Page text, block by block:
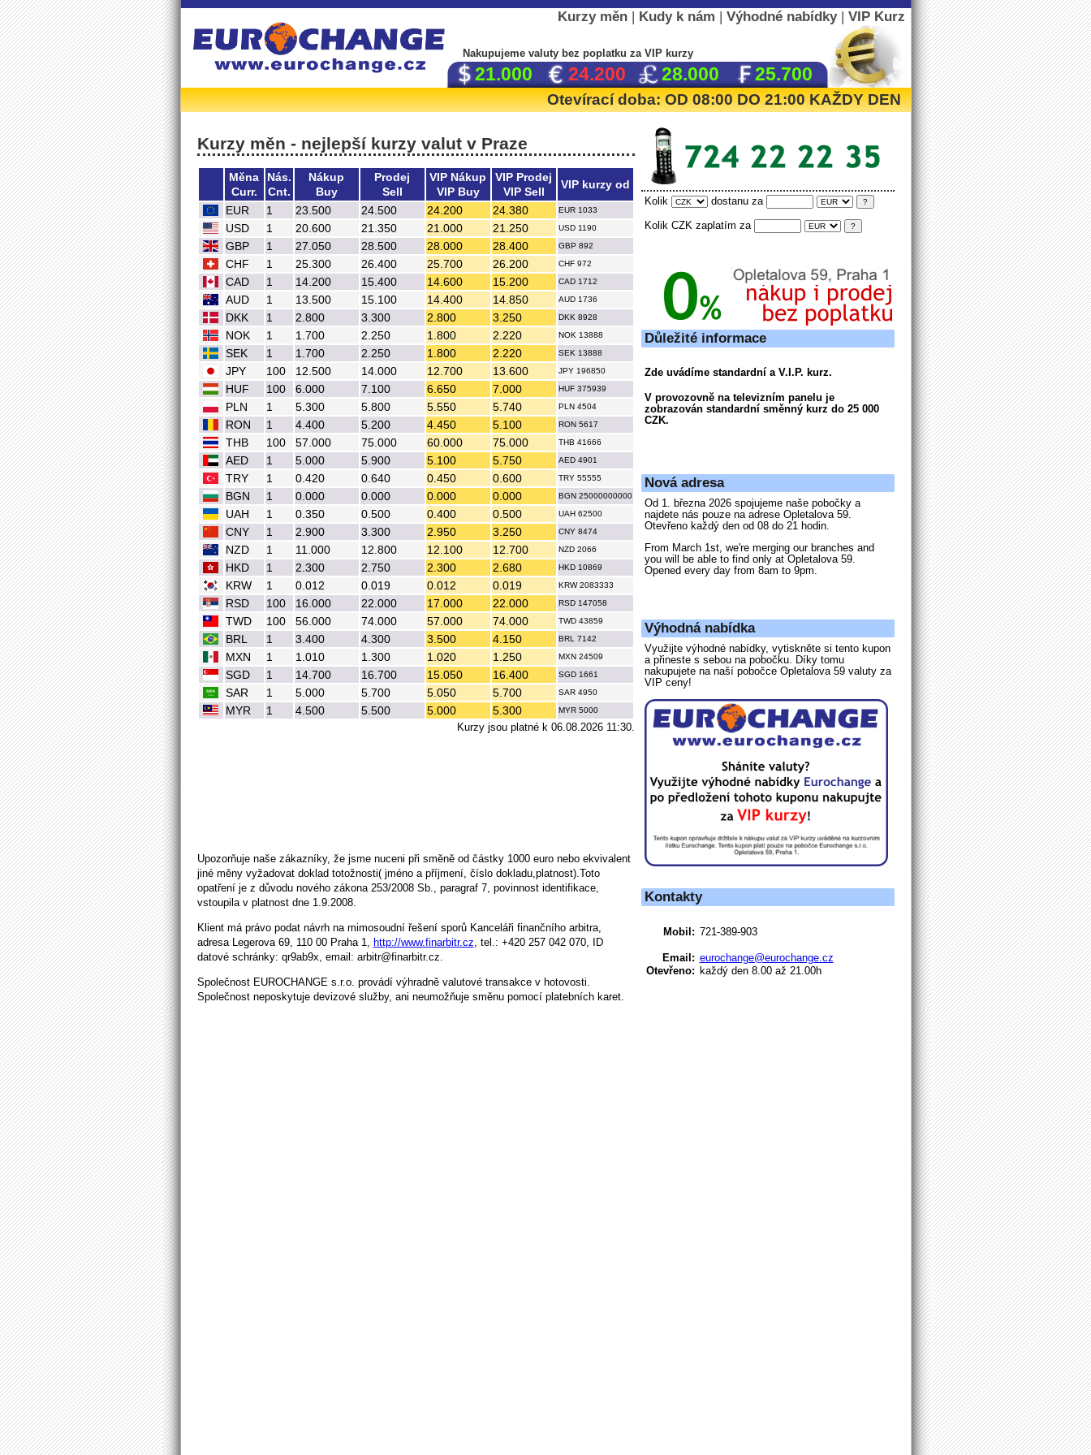
Kurzy měn| Kudy k nám | Výhodné nabídky| VIP Kurz
Nakupujeme valuty bez poplatku za VIP kurzy
21.000 24.200 28.000 25.700
Otevírací doba: OD 08:00 DO 21:00 KAŽDY DEN
Kurzy měn - nejlepší kurzy valut v Praze
Měna
Curr.
Nás.
Cnt.
Nákup
Buy
Prodej
Sell
VIP Nákup
VIP Buy
VIP Prodej
VIP Sell
VIP kurzy od
EUR
1 23.500 24.500 24.200 24.380 EUR 1033
USD 1 20.600 21.350 21.000 21.250 USD 1190
GBP 1 27.050 28.500 28.000 28.400 GBP 892
CHF 1 25.300 26.400 25.700 26.200 CHF 972
CAD 1 14.200 15.400 14.600 15.200 CAD 1712
AUD 1 13.500 15.100 14.400 14.850 AUD 1736
DKK 1 2.800 3.300 2.800 3.250 DKK 8928
NOK 1 1.700 2.250 1.800 2.220 NOK 13888
SEK 1 1.700 2.250 1.800 2.220 SEK 13888
JPY 100 12.500 14.000 12.700 13.600 JPY 196850
HUF 100 6.000 7.100 6.650 7.000 HUF 375939
PLN 1 5.300 5.800 5.550 5.740 PLN 4504
RON 1 4.400 5.200 4.450 5.100 RON 5617
THB 100 57.000 75.000 60.000 75.000 THB 41666
AED 1 5.000 5.900 5.100 5.750 AED 4901
TRY 1 0.420 0.640 0.450 0.600 TRY 55555
BGN 1 0.000 0.000 0.000 0.000 BGN 25000000000
UAH 1 0.350 0.500 0.400 0.500 UAH 62500
CNY 1 2.900 3.300 2.950 3.250 CNY 8474
NZD 1 11.000 12.800 12.100 12.700 NZD 2066
HKD 1 2.300 2.750 2.300 2.680 HKD 10869
KRW 1 0.012 0.019 0.012 0.019 KRW 2083333
RSD 100 16.000 22.000 17.000 22.000 RSD 147058
TWD 100 56.000 74.000 57.000 74.000 TWD 43859
BRL 1 3.400 4.300 3.500 4.150 BRL 7142
MXN 1 1.010 1.300 1.020 1.250 MXN 24509
SGD 1 14.700 16.700 15.050 16.400 SGD 1661
SAR 1 5.000 5.700 5.050 5.700 SAR 4950
MYR 1 4.500 5.500 5.000 5.300 MYR 5000
Kurzy jsou platné k 06.08.2026 11:30.
Upozorňuje naše zákazníky, že jsme nuceni při směně od částky 1000 euro nebo ekvivalent
jiné měny vyžadovat doklad totožnosti( jméno a příjmení, číslo dokladu,platnost).Toto
opatření je z důvodu nového zákona 253/2008 Sb., paragraf 7, povinnost identifikace,
vstoupila v platnost dne 1.9.2008.
Klient má právo podat návrh na mimosoudní řešení sporů Kanceláři finančního arbitra,
adresa Legerova 69, 110 00 Praha 1,
http://www.finarbitr.cz , tel.: +420 257 042 070, ID
datové schránky: qr9ab9x, email: arbitr@finarbitr.cz.
Společnost EUROCHANGE s.r.o. provádí výhradně valutové transakce v hotovosti.
Společnost neposkytuje devizové služby, ani neumožňuje směnu pomocí platebních karet.
Kolik
dostanu za
Kolik CZK zaplatím za
Důležité informace
Zde uvádíme standardní a V.I.P. kurz.
V provozovně na televizním panelu je
zobrazován standardní směnný kurz do 25 000
CZK.
Nová adresa
Od 1. března 2026 spojujeme naše pobočky a
najdete nás pouze na adrese Opletalova 59.
Otevřeno každý den od 08 do 21 hodin.
From March 1st, we're merging our branches and
you will be able to find only at Opletalova 59.
Opened every day from 8am to 9pm.
Výhodná nabídka
Využijte výhodné nabídky, vytiskněte si tento kupon
a přineste s sebou na pobočku. Díky tomu
nakupujete na naší pobočce Opletalova 59 valuty za
VIP ceny!
Kontakty
Mobil: 721-389-903
Email: eurochange@eurochange.cz
Otevřeno: každý den 8.00 až 21.00h